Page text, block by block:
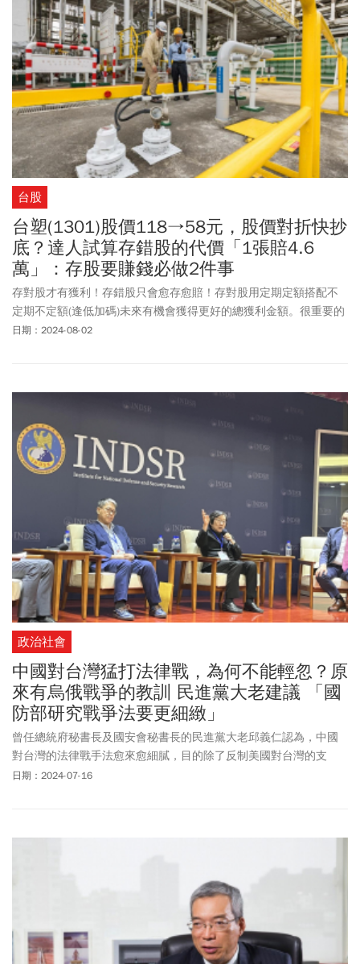
台股
台塑(1301)股價118→58元，股價對折快抄
底？達人試算存錯股的代價「1張賠4.6
萬」：存股要賺錢必做2件事
存對股才有獲利！存錯股只會愈存愈賠！存對股用定期定額搭配不
定期不定額(逢低加碼)未來有機會獲得更好的總獲利金額。很重要的
前提是「選對股」，如果不會選股，那麼投資ETF是相對簡單的方
日期：2024-08-02
政治社會
中國對台灣猛打法律戰，為何不能輕忽？原
來有烏俄戰爭的教訓 民進黨大老建議 「國
防部研究戰爭法要更細緻」
曾任總統府秘書長及國安會秘書長的民進黨大老邱義仁認為，中國
對台灣的法律戰手法愈來愈細膩，目的除了反制美國對台灣的支
持，也有從俄烏戰爭獲得的教訓。以俄羅斯入侵烏克蘭為例，俄方
日期：2024-07-16